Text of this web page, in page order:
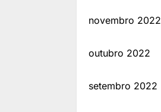
novembro 2022
outubro 2022
setembro 2022